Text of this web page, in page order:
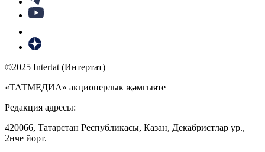
©2025 Intertat (Интертат)
«ТАТМЕДИА» акционерлык җәмгыяте
Редакция адресы:
420066, Татарстан Республикасы, Казан, Декабристлар ур.,
2нче йорт.